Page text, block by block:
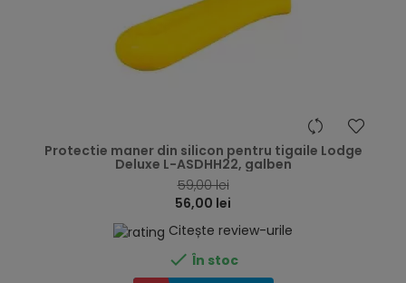
Protectie maner din silicon pentru tigaile Lodge
Deluxe L-ASDHH22, galben
59,00 lei
56,00 lei
Citește review-urile
 În stoc